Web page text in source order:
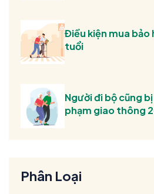
Điều kiện mua bảo
tuổi
Người đi bộ cũng
phạm giao thông
Phân Loại